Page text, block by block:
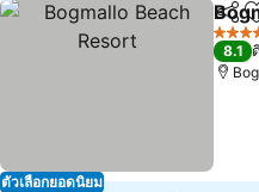
ตัวเลือกยอดนิยม
แชร์
4 ดาว
8.1